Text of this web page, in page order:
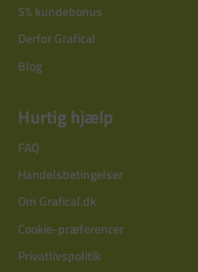
5% kundebonus
Derfor Grafical
Blog
Hurtig hjælp
FAQ
Handelsbetingelser
Om Grafical.dk
Cookie-præferencer
Privatlivspolitik